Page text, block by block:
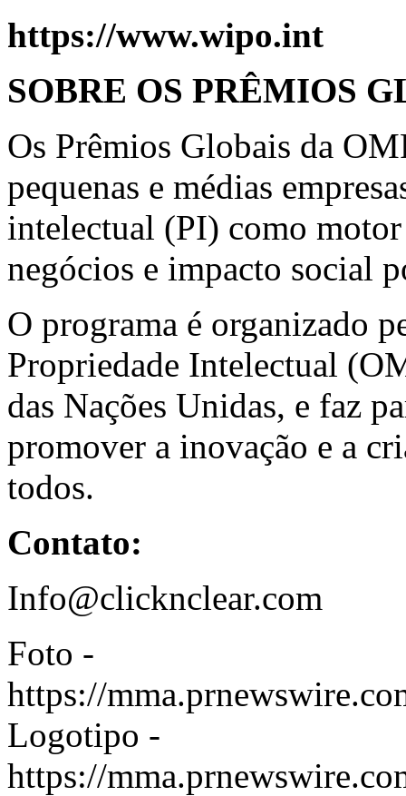
https://www.wipo.int
SOBRE OS PRÊMIOS
Os Prêmios Globais da
pequenas e médias
intelectual (PI) como
negócios e impacto social
O programa é organizado
Propriedade Intelectual
das Nações Unidas, e faz
promover a inovação e a
todos.
Contato:
Info@clicknclear.com
Foto -
https://
Logotipo -
https://